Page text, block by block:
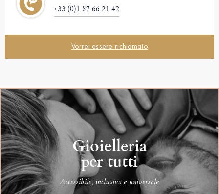
+33 (0)1 87 66 21 42
Vorrei essere richiamato
Gioielleria
per tutti
Accessibile, inclusiva e universale